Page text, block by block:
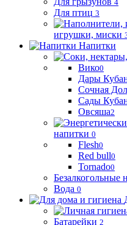
4
Для птиц 3
игрушки, миски
Напитки
Вико0
Дары
Сочная
Сады
Овсяша2
напитки 0
Flesh0
Red bull0
Tornado0
Безалкогольные
Вода 0
Батарейки 2